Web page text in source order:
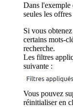
Dans l'exemple
seules les
Si vous
certains mots-
recherche.
Les filtres
suivante :
Vous pouvez
réinitialiser en